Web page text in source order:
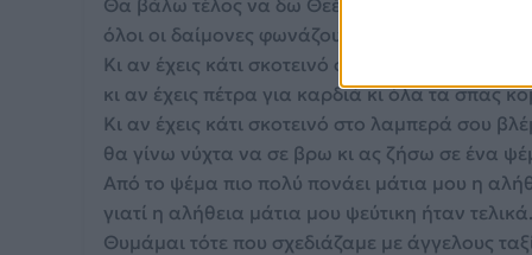
όλοι οι δαίμονες φωνάζουν ξανά το όνομά σου.
Κι αν έχεις κάτι σκοτεινό στα λαμπερά σου
κι αν έχεις πέτρα για καρδιά κι όλα τα σπας
Κι αν έχεις κάτι σκοτεινό στο λαμπερά σου
θα γίνω νύχτα να σε βρω κι ας ζήσω σε ένα
Από το ψέμα πιο πολύ πονάει μάτια μου η
γιατί η αλήθεια μάτια μου ψεύτικη ήταν τελικά.
Θυμάμαι τότε που σχεδιάζαμε με άγγελους